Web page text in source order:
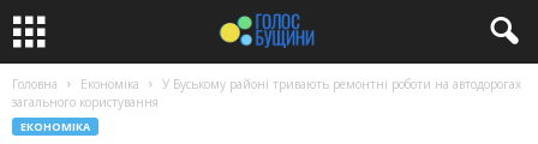
Головна Економіка
У Буському районі тривають ремонтні роботи на автодорогах
загального користування
ЕКОНОМІКА